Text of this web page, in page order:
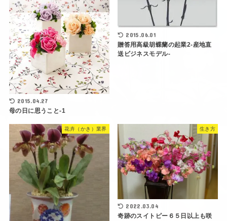
2015.04.27
母の日に思うこと-1
2015.06.01
贈答用高級胡蝶蘭の起業2‐産地直
送ビジネスモデル-
花卉（かき）業界 生き方
2022.03.04
奇跡のスイトピー６５日以上も咲